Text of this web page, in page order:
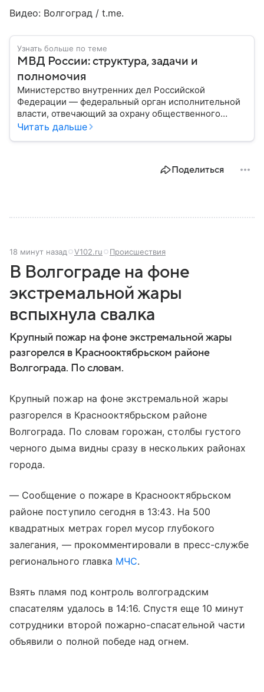
Видео: Волгоград / t.me.
Узнать больше по теме
МВД России: структура, задачи и
полномочия
Министерство внутренних дел Российской
Федерации — федеральный орган исполнительной
власти, отвечающий за охрану общественного
порядка, борьбу с преступностью, обеспечение
России, какие задачи выполняет министерство, как
Читать дальше
Поделиться
18 минут назад V102.ru Происшествия
В Волгограде на фоне
экстремальной жары
вспыхнула свалка
Крупный пожар на фоне экстремальной жары
разгорелся в Краснооктябрьском районе
Волгограда. По словам.
Крупный пожар на фоне экстремальной жары
разгорелся в Краснооктябрьском районе
Волгограда. По словам горожан, столбы густого
черного дыма видны сразу в нескольких районах
города.
— Сообщение о пожаре в Краснооктябрьском
районе поступило сегодня в 13:43. На 500
квадратных метрах горел мусор глубокого
залегания, — прокомментировали в пресс-службе
регионального главка МЧС.
Взять пламя под контроль волгоградским
спасателям удалось в 14:16. Спустя еще 10 минут
сотрудники второй пожарно-спасательной части
объявили о полной победе над огнем.